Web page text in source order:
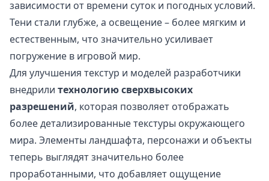
зависимости от времени суток и погодных условий.
Тени стали глубже, а освещение – более мягким и
естественным, что значительно усиливает
погружение в игровой мир.
Для улучшения текстур и моделей разработчики
внедрили технологию сверхвысоких
разрешений, которая позволяет отображать
более детализированные текстуры окружающего
мира. Элементы ландшафта, персонажи и объекты
теперь выглядят значительно более
проработанными, что добавляет ощущение